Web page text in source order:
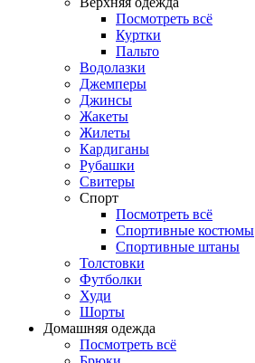
Посмотреть всё
Куртки
Пальто
Водолазки
Джемперы
Джинсы
Жакеты
Жилеты
Кардиганы
Рубашки
Свитеры
Спорт
Посмотреть всё
Спортивные костюмы
Спортивные штаны
Толстовки
Футболки
Худи
Шорты
Домашняя одежда
Посмотреть всё